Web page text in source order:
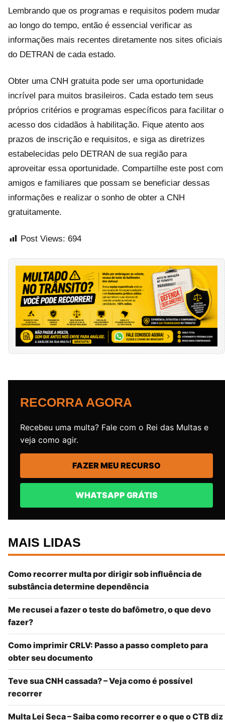
Lembrando que os programas e requisitos podem mudar
ao longo do tempo, então é essencial verificar as
informações mais recentes diretamente nos sites oficiais
do DETRAN de cada estado.
Obter uma CNH gratuita pode ser uma oportunidade
incrível para muitos brasileiros. Cada estado tem seus
próprios critérios e programas específicos para facilitar o
acesso dos cidadãos à habilitação. Fique atento aos
prazos de inscrição e requisitos, e siga as diretrizes
estabelecidas pelo DETRAN de sua região para
aproveitar essa oportunidade. Compartilhe este post com
amigos e familiares que possam se beneficiar dessas
informações e realizar o sonho de obter a CNH
gratuitamente.
Post Views: 694
RECORRA AGORA
Recebeu uma multa? Fale com o Rei das Multas e
veja como agir.
FAZER MEU RECURSO
WHATSAPP GRÁTIS
MAIS LIDAS
Como recorrer multa por dirigir sob influência de
substância determine dependência
Me recusei a fazer o teste do bafômetro, o que devo
fazer?
Como imprimir CRLV: Passo a passo completo para
obter seu documento
Teve sua CNH cassada? – Veja como é possível
recorrer
Multa Lei Seca – Saiba como recorrer e o que o CTB diz